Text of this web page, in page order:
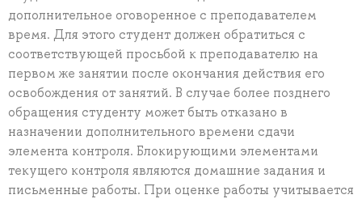
дополнительное оговоренное с преподавателем
время. Для этого студент должен обратиться с
соответствующей просьбой к преподавателю на
первом же занятии после окончания действия его
освобождения от занятий. В случае более позднего
обращения студенту может быть отказано в
назначении дополнительного времени сдачи
элемента контроля. Блокирующими элементами
текущего контроля являются домашние задания и
письменные работы. При оценке работы учитывается